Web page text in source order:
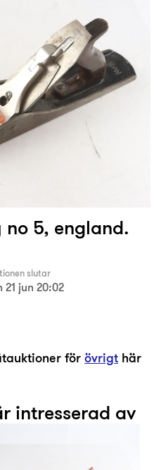
no 5, england.
slutar
21 jun 20:02
förövrigt här
intresserad av